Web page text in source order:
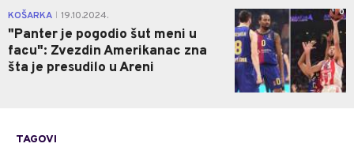
KOŠARKA 19.10.2024.
"Panter je pogodio šut meni u
facu": Zvezdin Amerikanac zna
šta je presudilo u Areni
0
TAGOVI